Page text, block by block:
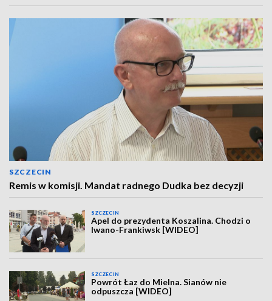
SZCZECIN
Remis w komisji. Mandat radnego Dudka bez decyzji
SZCZECIN
Apel do prezydenta Koszalina. Chodzi o
Iwano-Frankiwsk [WIDEO]
SZCZECIN
Powrót Łaz do Mielna. Sianów nie
odpuszcza [WIDEO]